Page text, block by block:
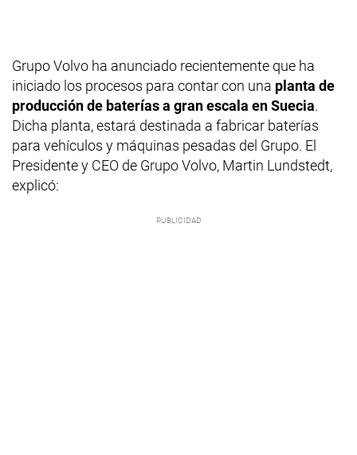
Grupo Volvo ha anunciado recientemente que ha
iniciado los procesos para contar con una planta de
producción de baterías a gran escala en Suecia.
Dicha planta, estará destinada a fabricar baterías
para vehículos y máquinas pesadas del Grupo. El
Presidente y CEO de Grupo Volvo, Martin Lundstedt,
explicó: